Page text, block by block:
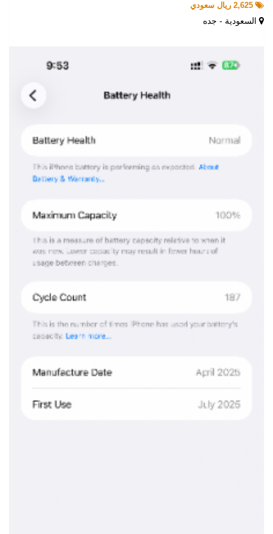
السعودية - جده